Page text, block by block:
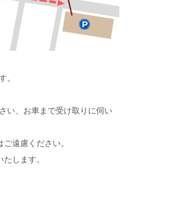
。
い、お車まで受け取りに伺い
遠慮ください。
します。